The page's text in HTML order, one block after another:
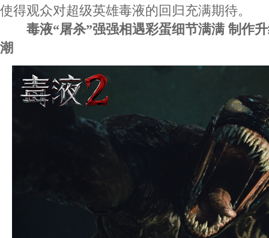
使得观众对超级英雄毒液的回归充满期待。
毒液“屠杀”强强相遇彩蛋细节满满 制作
潮